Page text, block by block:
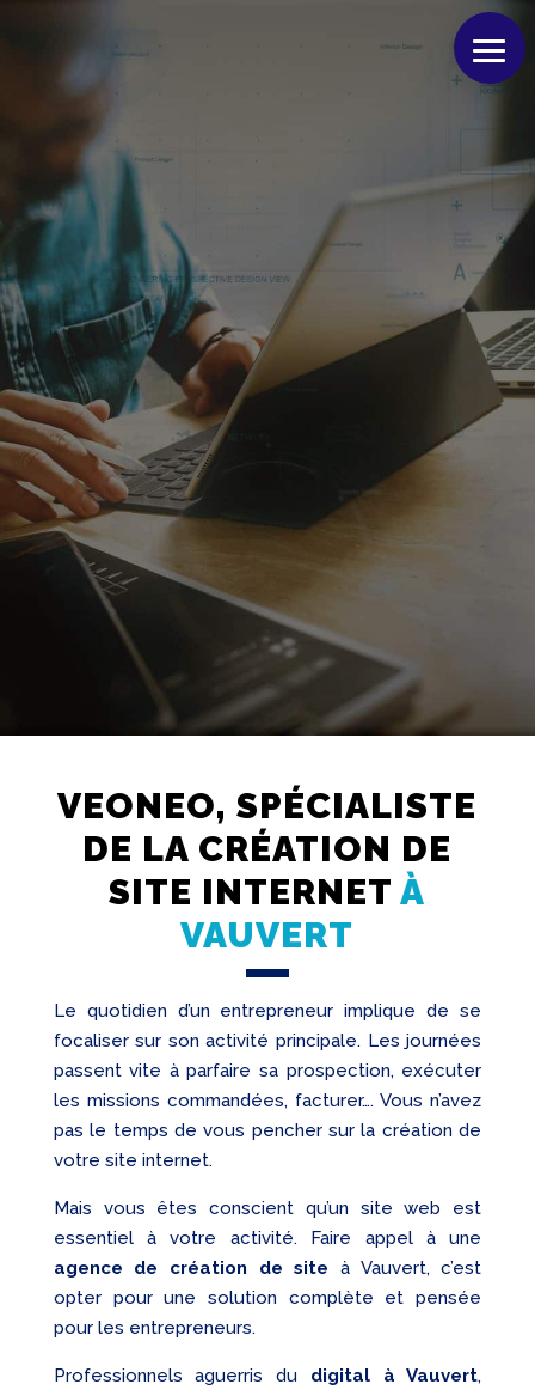
Création
Web
Referencement
Réseaux
sociaux
Audit
VEONEO, SPÉCIALISTE
DE LA CRÉATION DE
SITE INTERNETÀ
VAUVERT
Le quotidien d’un entrepreneur implique de se
focaliser sur son activité principale. Les journées
passent vite à parfaire sa prospection, exécuter
les missions commandées, facturer…. Vous n’avez
pas le temps de vous pencher sur la création de
votre site internet.
Mais vous êtes conscient qu’un site web est
essentiel à votre activité. Faire appel à une
agence de création de site à Vauvert, c’est
opter pour une solution complète et pensée
pour les entrepreneurs.
Professionnels aguerris du digital à Vauvert,